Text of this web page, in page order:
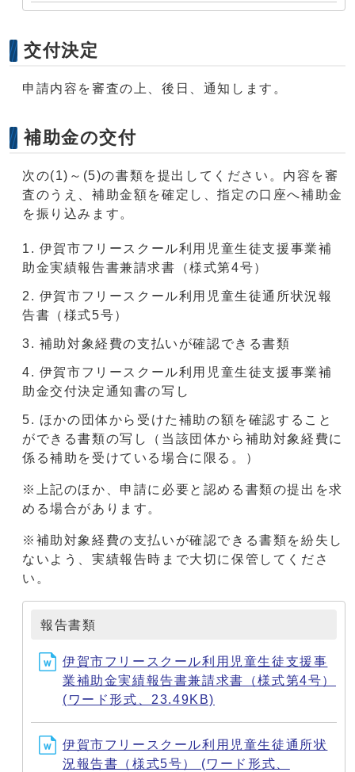
交付決定
申請内容を審査の上、後日、通知します。
補助金の交付
次の(1)～(5)の書類を提出してください。内容を審
査のうえ、補助金額を確定し、指定の口座へ補助金
を振り込みます。
伊賀市フリースクール利用児童生徒支援事業補
助金実績報告書兼請求書（様式第4号）
伊賀市フリースクール利用児童生徒通所状況報
告書（様式5号）
補助対象経費の支払いが確認できる書類
伊賀市フリースクール利用児童生徒支援事業補
助金交付決定通知書の写し
ほかの団体から受けた補助の額を確認すること
ができる書類の写し（当該団体から補助対象経費に
係る補助を受けている場合に限る。）
※上記のほか、申請に必要と認める書類の提出を求
める場合があります。
※補助対象経費の支払いが確認できる書類を紛失し
ないよう、実績報告時まで大切に保管してくださ
い。
報告書類
伊賀市フリースクール利用児童生徒支援事
業補助金実績報告書兼請求書（様式第4号）
(ワード形式、23.49KB)
伊賀市フリースクール利用児童生徒通所状
況報告書（様式5号） (ワード形式、